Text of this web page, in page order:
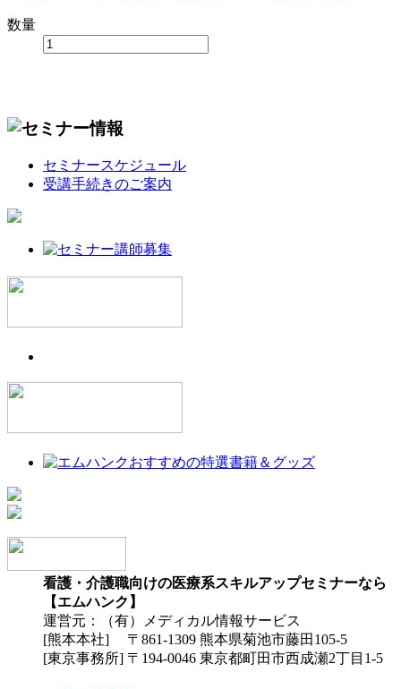
数量
セミナースケジュール
受講手続きのご案内
看護・介護職向けの医療系スキルアップセミナーなら
【エムハンク】
運営元：（有）メディカル情報サービス
[熊本本社] 〒861-1309 熊本県菊池市藤田105-5
[東京事務所] 〒194-0046 東京都町田市西成瀬2丁目1-5